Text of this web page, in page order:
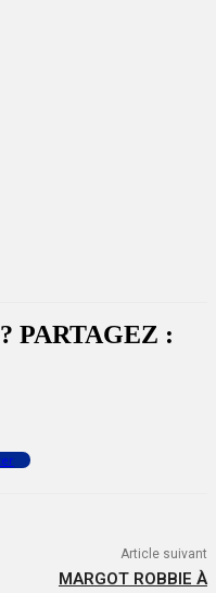
PARTAGEZ :
Article suivant
MARGOT ROBBIE À